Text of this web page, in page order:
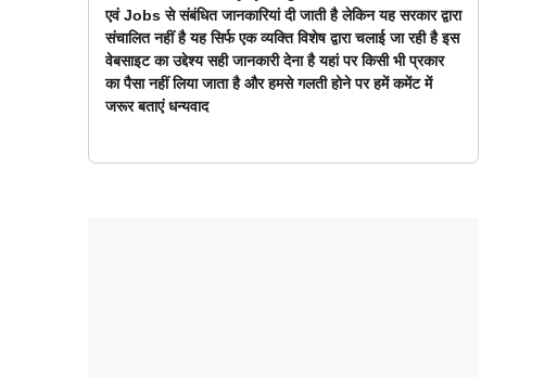
एवं Jobs से संबंधित जानकारियां दी जाती है लेकिन यह सरकार द्वारा
संचालित नहीं है यह सिर्फ एक व्यक्ति विशेष द्वारा चलाई जा रही है इस
वेबसाइट का उद्देश्य सही जानकारी देना है यहां पर किसी भी प्रकार
का पैसा नहीं लिया जाता है और हमसे गलती होने पर हमें कमेंट में
जरूर बताएं धन्यवाद